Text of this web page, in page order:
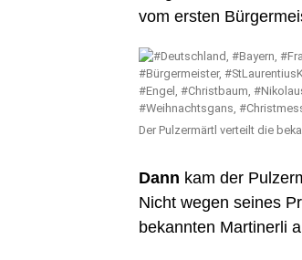
vom ersten
Der Pulzermärtl verteilt die
Dann kam der
Nicht wegen seines
bekannten Martinerli